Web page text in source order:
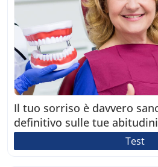
Il tuo sorriso è davvero
definitivo sulle tue
Test